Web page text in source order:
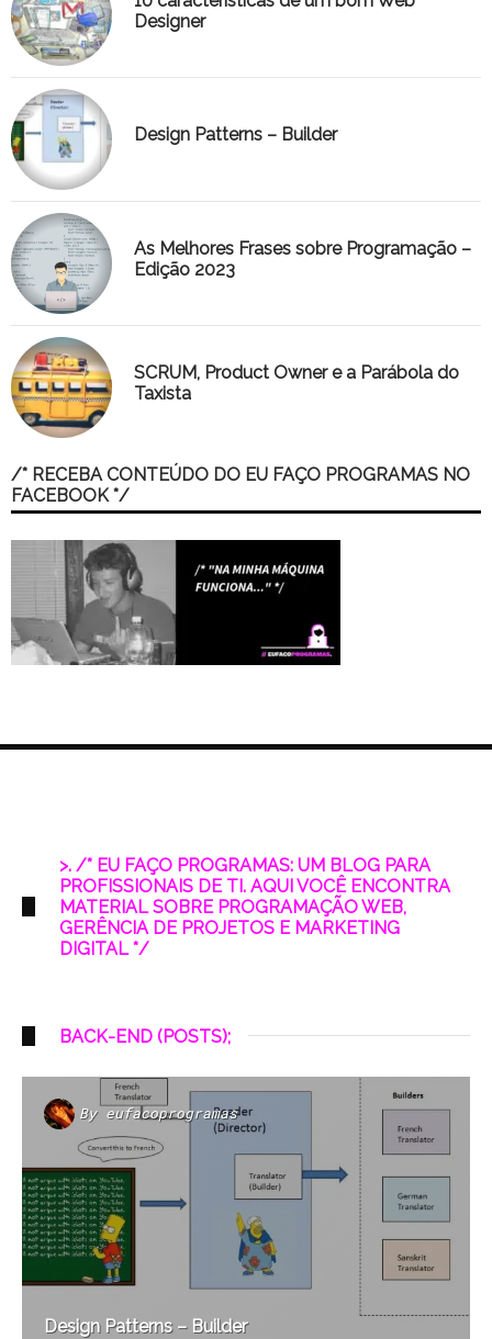
Designer
Design Patterns – Builder
As Melhores Frases sobre Programação –
Edição 2023
SCRUM, Product Owner e a Parábola do
Taxista
/* RECEBA CONTEÚDO DO EU FAÇO PROGRAMAS NO
FACEBOOK */
>. /* EU FAÇO PROGRAMAS: UM BLOG PARA
PROFISSIONAIS DE TI. AQUI VOCÊ ENCONTRA
MATERIAL SOBRE PROGRAMAÇÃO WEB,
GERÊNCIA DE PROJETOS E MARKETING
DIGITAL */
BACK-END (POSTS);
By eufacoprogramas
Design Patterns – Builder